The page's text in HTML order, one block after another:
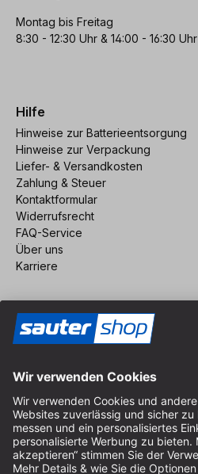
Montag bis Freitag
8:30 - 12:30 Uhr & 14:00 - 16:30 Uhr
Hilfe
Hinweise zur Batterieentsorgung
Hinweise zur Verpackung
Liefer- & Versandkosten
Zahlung & Steuer
Kontaktformular
Widerrufsrecht
FAQ-Service
Über uns
Karriere
Impressum
AGB
Datenschutz